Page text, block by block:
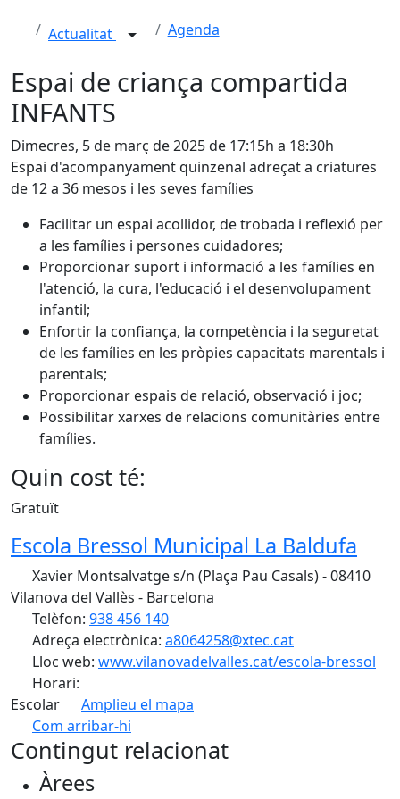
Actualitat Agenda
Espai de criança compartida
INFANTS
Dimecres, 5 de març de 2025 de 17:15h a 18:30h
Espai d'acompanyament quinzenal adreçat a criatures
de 12 a 36 mesos i les seves famílies
Facilitar un espai acollidor, de trobada i reflexió per
a les famílies i persones cuidadores;
Proporcionar suport i informació a les famílies en
l'atenció, la cura, l'educació i el desenvolupament
infantil;
Enfortir la confiança, la competència i la seguretat
de les famílies en les pròpies capacitats marentals i
parentals;
Proporcionar espais de relació, observació i joc;
Possibilitar xarxes de relacions comunitàries entre
famílies.
Quin cost té:
Gratuït
Escola Bressol Municipal La Baldufa
Xavier Montsalvatge s/n (Plaça Pau Casals) - 08410
Vilanova del Vallès - Barcelona
Telèfon: 938 456 140
Adreça electrònica: a8064258@xtec.cat
Lloc web: www.vilanovadelvalles.cat/escola-bressol
Horari:
Escolar
Amplieu el mapa
Com arribar-hi
+
−
Contingut relacionat
Àrees